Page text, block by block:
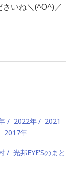
いね＼(^O^)／
2022年
2021
2017年
光邦EYE'Sのまと